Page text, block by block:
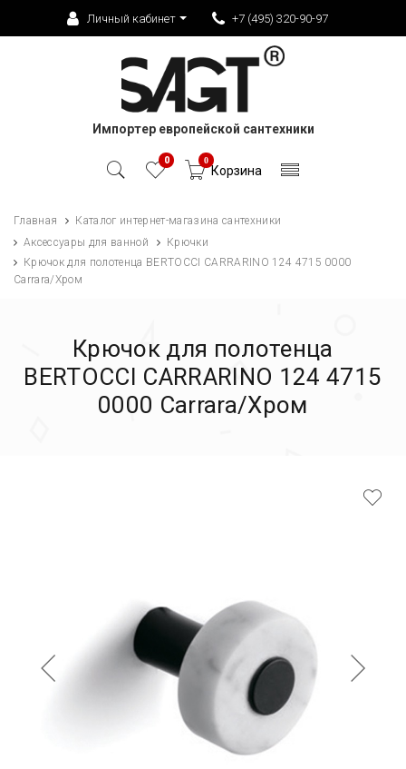
Личный кабинет +7 (495) 320-90-97
Импортер европейской сантехники
0 0
Корзина
Главная
Каталог интернет-магазина сантехники
Аксессуары для ванной
Крючки
Крючок для полотенца BERTOCCI CARRARINO 124 4715 0000
Carrara/Хром
Крючок для полотенца
BERTOCCI CARRARINO 124 4715
0000 Carrara/Хром